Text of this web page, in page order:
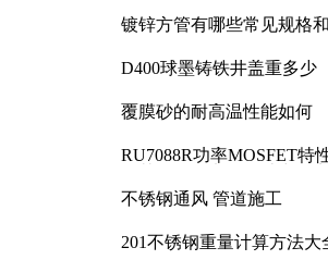
镀锌方管有哪些常见规格
D400球墨铸铁井盖重多少
覆膜砂的耐高温性能如何
RU7088R功率MOSFET特
不锈钢通风 管道施工
201不锈钢重量计算方法大